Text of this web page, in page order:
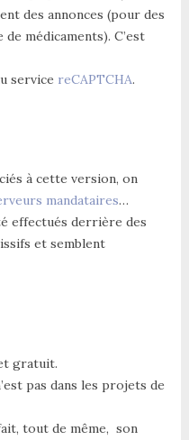
des annonces (pour des
médicaments). C’est
service reCAPTCHA.
à cette version, on
mandataires…
effectués derrière des
et semblent
gratuit.
pas dans les projets de
tout de même, son